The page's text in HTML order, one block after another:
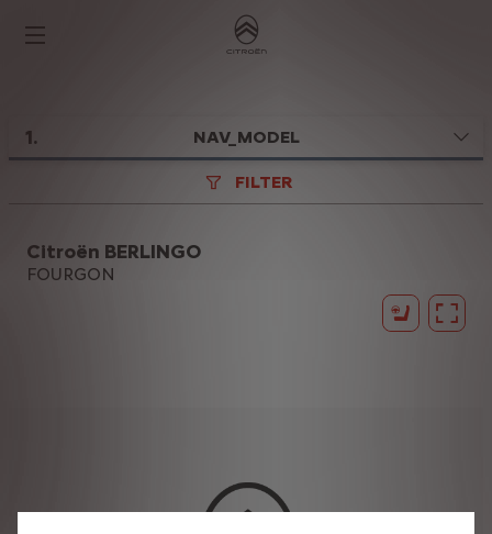
1. NAV_MODEL
FILTER
Citroën BERLINGO
FOURGON